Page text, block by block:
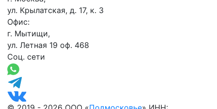
ул. Крылатская, д. 17, к. 3
Офис:
г. Мытищи,
ул. Летная 19 оф. 468
Соц. сети